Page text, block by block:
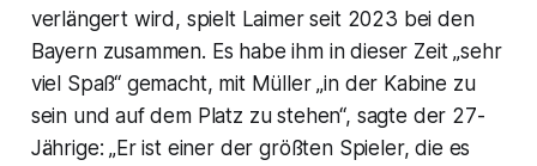
verlängert wird, spielt Laimer seit 2023 bei den
Bayern zusammen. Es habe ihm in dieser Zeit „sehr
viel Spaß“ gemacht, mit Müller „in der Kabine zu
sein und auf dem Platz zu stehen“, sagte der 27-
Jährige: „Er ist einer der größten Spieler, die es